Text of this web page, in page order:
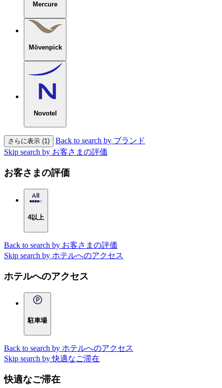
Mercure
Mövenpick
Novotel
さらに表示 (1)
Back to search by ブランド
Skip search by お客さまの評価
お客さまの評価
4以上
Back to search by お客さまの評価
Skip search by ホテルへのアクセス
ホテルへのアクセス
駐車場
Back to search by ホテルへのアクセス
Skip search by 快適なご滞在
快適なご滞在